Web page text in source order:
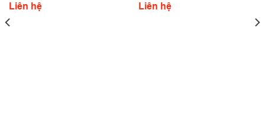
Liên hệ Liên hệ